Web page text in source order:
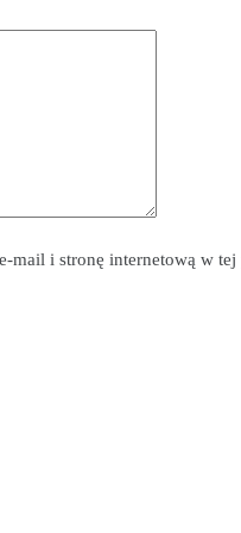
mail i stronę internetową w